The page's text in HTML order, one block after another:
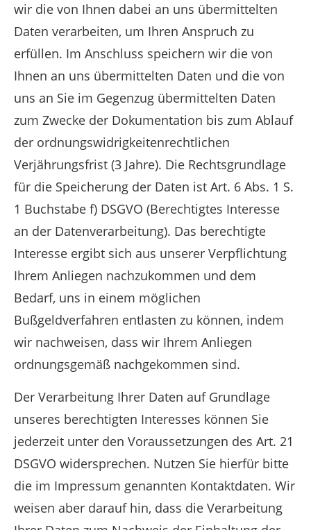
wir die von Ihnen dabei an uns übermittelten
Daten verarbeiten, um Ihren Anspruch zu
erfüllen. Im Anschluss speichern wir die von
Ihnen an uns übermittelten Daten und die von
uns an Sie im Gegenzug übermittelten Daten
zum Zwecke der Dokumentation bis zum Ablauf
der ordnungswidrigkeitenrechtlichen
Verjährungsfrist (3 Jahre). Die Rechtsgrundlage
für die Speicherung der Daten ist Art. 6 Abs. 1 S.
1 Buchstabe f) DSGVO (Berechtigtes Interesse
an der Datenverarbeitung). Das berechtigte
Interesse ergibt sich aus unserer Verpflichtung
Ihrem Anliegen nachzukommen und dem
Bedarf, uns in einem möglichen
Bußgeldverfahren entlasten zu können, indem
wir nachweisen, dass wir Ihrem Anliegen
ordnungsgemäß nachgekommen sind.
Der Verarbeitung Ihrer Daten auf Grundlage
unseres berechtigten Interesses können Sie
jederzeit unter den Voraussetzungen des Art. 21
DSGVO widersprechen. Nutzen Sie hierfür bitte
die im Impressum genannten Kontaktdaten. Wir
weisen aber darauf hin, dass die Verarbeitung